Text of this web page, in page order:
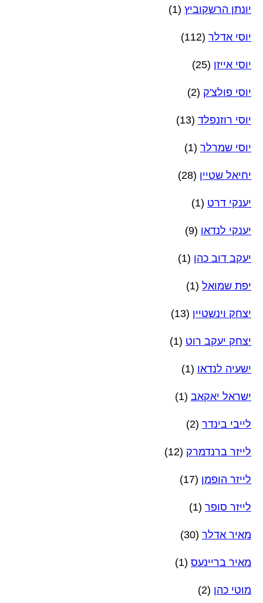
יונתן הרשקוביץ (1)
יוסי אדלר (112)
יוסי אייזן (25)
יוסי פולצ'ק (2)
יוסי רוזנפלד (13)
יוסי שמרלר (1)
יחיאל שטיין (28)
יענקי דרט (1)
יענקי לנדאו (9)
יעקב דוב כהן (1)
יפת שמואל (1)
יצחק וינשטיין (13)
יצחק יעקב רוט (1)
ישעיה לנדאו (1)
ישראל יאקאב (1)
לייבי בינדר (2)
לייזר ברנדמרק (12)
לייזר הופמן (17)
לייזר סופר (1)
מאיר אדלר (30)
מאיר בריינעס (1)
מוטי כהן (2)